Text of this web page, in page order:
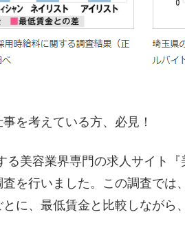
を考えている方、必見！
る美容業界専門の求人サイト
を行いました。この調査では
とに、最低賃金と比較しなが